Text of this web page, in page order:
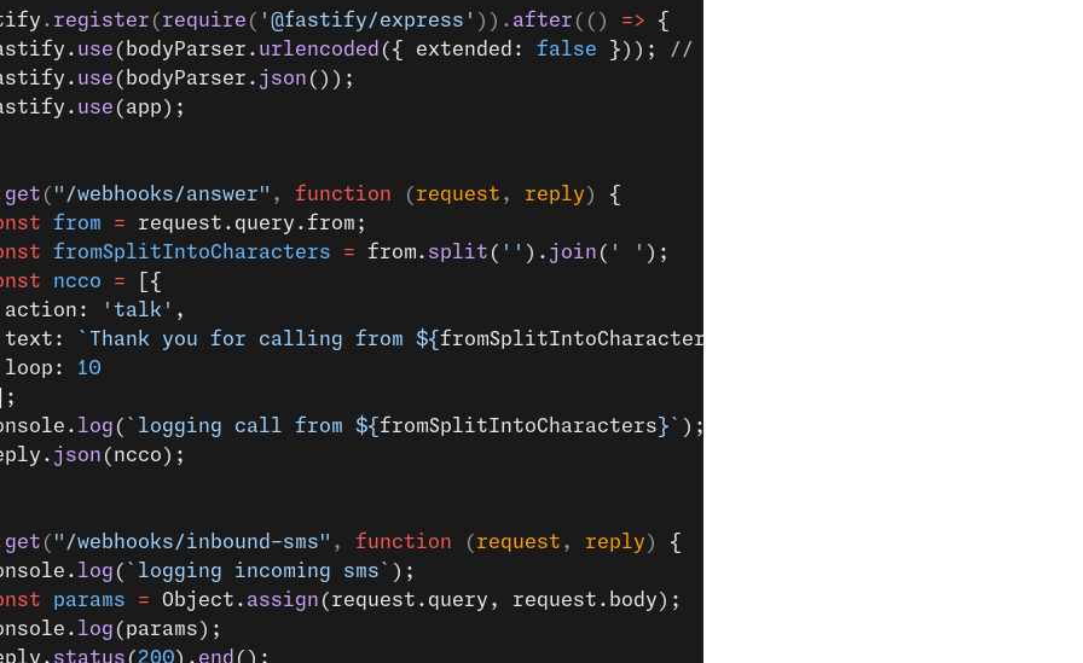
. register ( require ( '@fastify/express' )). after (() => {
use (bodyParser. urlencoded ({ extended: false }));
// for Postman x-www-form-
use (bodyParser. json ());
use (app);
get ( "/webhooks/answer" , function ( request , reply ) {
from = request.query.from;
fromSplitIntoCharacters = from. split ( '' ). join ( ' ' );
ncco = [{
action:
'talk' ,
text:
`Thank you for calling from ${ fromSplitIntoCharacters
loop:
10
log ( `logging call from ${ fromSplitIntoCharacters }` );
json (ncco);
get ( "/webhooks/inbound-sms" , function ( request , reply ) {
log ( `logging incoming sms` );
params = Object. assign (request.query, request.body);
log (params);
status ( 200). end ();